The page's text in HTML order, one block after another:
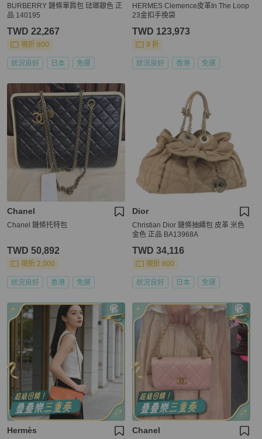
BURBERRY 鏈條單肩包 琺瑯銀色 正
品 140195
TWD 22,267
現折 800
狀況良好 日本 免運
HERMES Clemence皮革In The Loop
23金扣手挽袋
TWD 123,973
9 折
狀況良好 香港 免運
Chanel
Chanel 鏈條托特包
TWD 50,892
現折 2,000
狀況良好 香港 免運
Dior
Christian Dior 鏈條抽繩包 皮革 米色
金色 正品 BA13968A
TWD 34,116
現折 800
狀況良好 日本 免運
Hermès Chanel